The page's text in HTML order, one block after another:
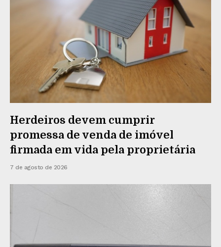
Herdeiros devem cumprir
promessa de venda de imóvel
firmada em vida pela proprietária
7 de agosto de 2026